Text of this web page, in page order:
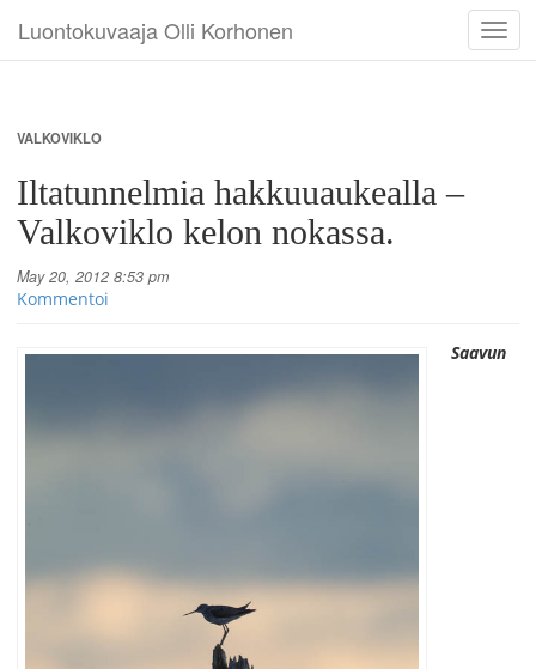
Luontokuvaaja Olli Korhonen
VALKOVIKLO
Iltatunnelmia hakkuuaukealla –
Valkoviklo kelon nokassa.
May 20, 2012 8:53 pm
Kommentoi
Saavun